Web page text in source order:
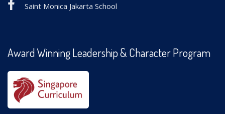
Saint Monica Jakarta School
Award Winning Leadership & Character Program